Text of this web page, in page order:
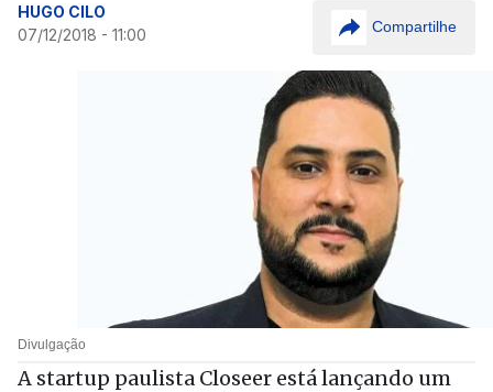
HUGO CILO
07/12/2018 - 11:00
Compartilhe
Divulgação
A startup paulista Closeer está lançando um